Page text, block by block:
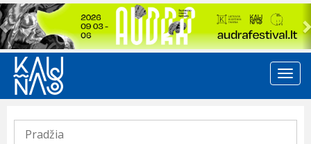
Previous
Pradžia